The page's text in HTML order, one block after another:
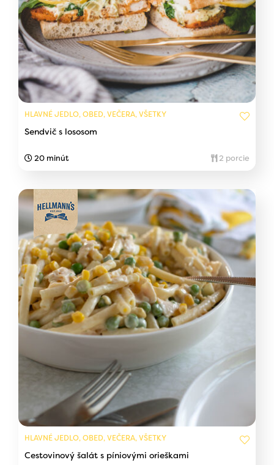
HLAVNÉ JEDLO, OBED, VEČERA, VŠETKY
Sendvič s lososom
20 minút 2 porcie
HLAVNÉ JEDLO, OBED, VEČERA, VŠETKY
Cestovinový šalát s píniovými orieškami